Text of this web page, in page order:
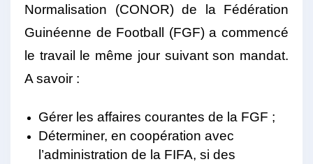
Normalisation (CONOR) de la Fédération
Guinéenne de Football (FGF) a commencé
le travail le même jour suivant son mandat.
A savoir :
Gérer les affaires courantes de la FGF ;
Déterminer, en coopération avec
l’administration de la FIFA, si des